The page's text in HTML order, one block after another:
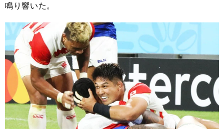
鳴り響いた。